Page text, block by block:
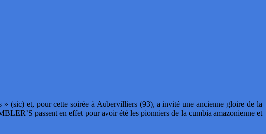
(sic) et, pour cette soirée à Aubervilliers (93), a invité une ancienne gloire de la
passent en effet pour avoir été les pionniers de la cumbia amazonienne et